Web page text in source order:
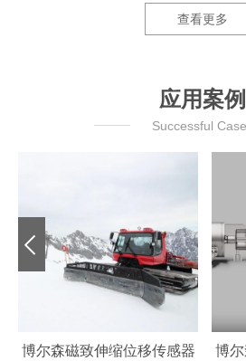
查看更多
应用案例
Successful
博尔森磁致伸缩位移传感器
博